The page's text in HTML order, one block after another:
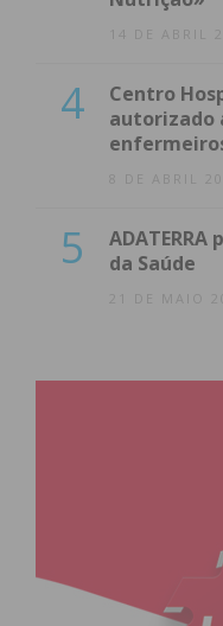
14 DE ABRIL
4
Centro
autorizado
8 DE ABRIL
5
da Saúde
21 DE MAIO